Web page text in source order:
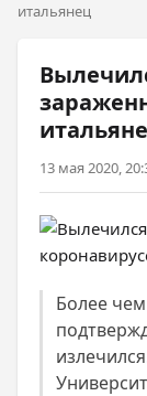
итальянец
13 мая 2020,
Более